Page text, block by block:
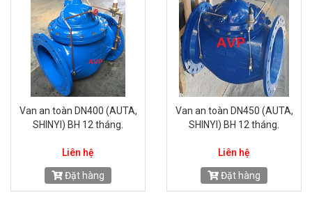
Van an toàn DN400 (AUTA,
SHINYI) BH 12 tháng.
Liên hệ
Đặt hàng
Van an toàn DN450 (AUTA,
SHINYI) BH 12 tháng.
Liên hệ
Đặt hàng